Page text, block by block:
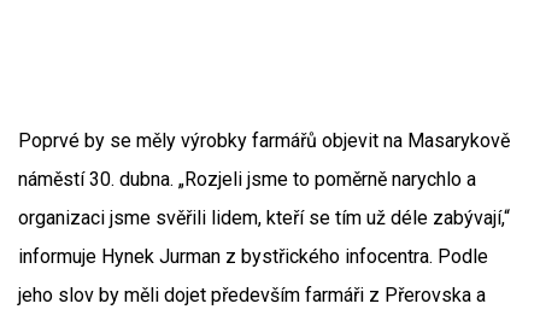
Poprvé by se měly výrobky farmářů objevit na Masarykově
náměstí 30. dubna. „Rozjeli jsme to poměrně narychlo a
organizaci jsme svěřili lidem, kteří se tím už déle zabývají,“
informuje Hynek Jurman z bystřického infocentra. Podle
jeho slov by měli dojet především farmáři z Přerovska a